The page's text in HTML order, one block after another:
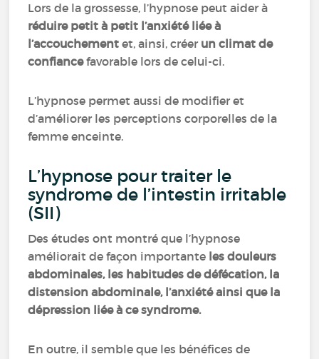
Lors de la grossesse, l’hypnose peut aider à
réduire petit à petit l’anxiété liée à
l’accouchement et, ainsi, créer un climat de
confiancefavorable lors de celui-ci.
L’hypnose permet aussi de modifier et
d’améliorer les perceptions corporelles de la
femme enceinte.
L’hypnose pour traiter le
syndrome de l’intestin irritable
(SII)
Des études ont montré que l’hypnose
améliorait de façon importante les douleurs
abdominales, les habitudes de défécation, la
distension abdominale, l’anxiété ainsi que la
dépression liée à ce syndrome.
En outre, il semble que les bénéfices de